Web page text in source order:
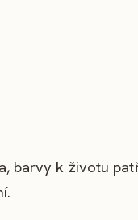
barvy k životu